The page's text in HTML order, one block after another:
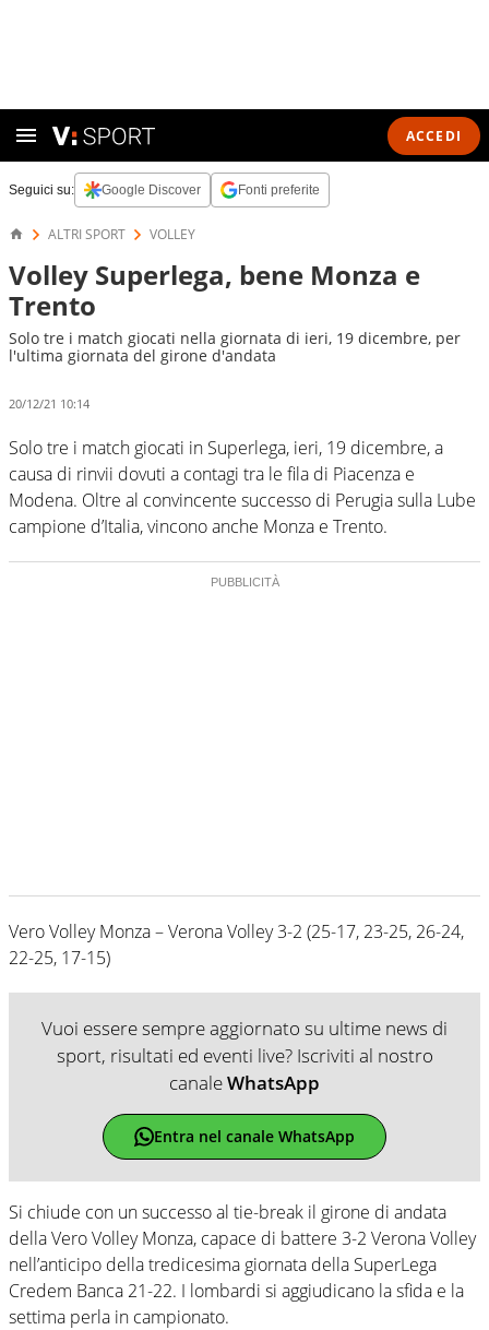
ACCEDI
Seguici su: Google Discover Fonti preferite
ALTRI SPORT VOLLEY
Volley Superlega, bene Monza e
Trento
Solo tre i match giocati nella giornata di ieri, 19 dicembre, per
l'ultima giornata del girone d'andata
20/12/21 10:14
Solo tre i match giocati in Superlega, ieri, 19 dicembre, a
causa di rinvii dovuti a contagi tra le fila di Piacenza e
Modena. Oltre al convincente successo di Perugia sulla Lube
campione d’Italia, vincono anche Monza e Trento.
Vero Volley Monza – Verona Volley 3-2 (25-17, 23-25, 26-24,
22-25, 17-15)
Vuoi essere sempre aggiornato su ultime news di
sport, risultati ed eventi live? Iscriviti al nostro
canaleWhatsApp
Entra nel canale WhatsApp
Si chiude con un successo al tie-break il girone di andata
della Vero Volley Monza, capace di battere 3-2 Verona Volley
nell’anticipo della tredicesima giornata della SuperLega
Credem Banca 21-22. I lombardi si aggiudicano la sfida e la
settima perla in campionato.